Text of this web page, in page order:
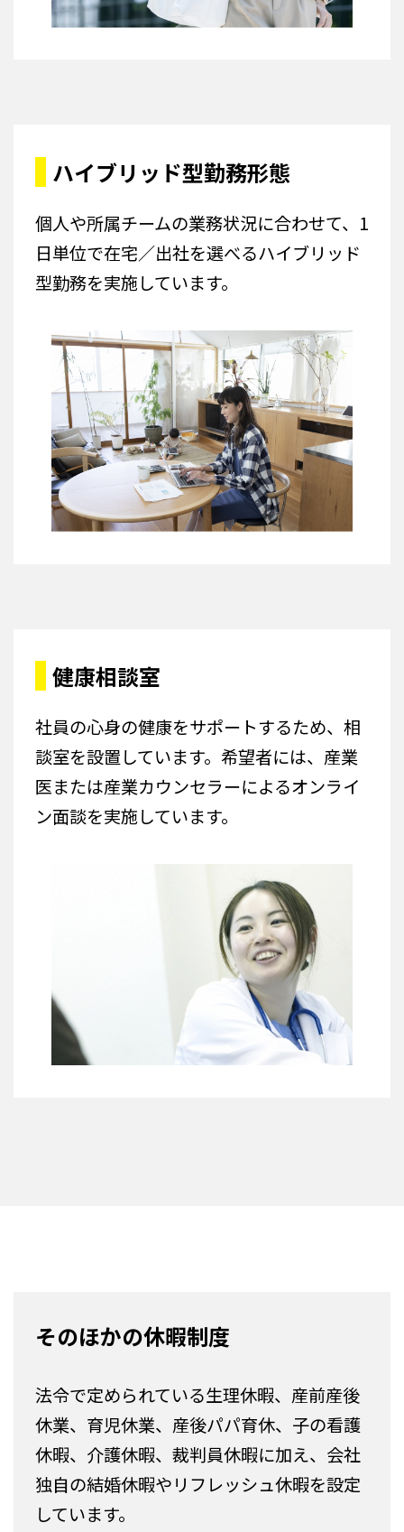
ハイブリッド型勤務形態
個人や所属チームの業務状況に合わせて、1
日単位で在宅／出社を選べるハイブリッド
型勤務を実施しています。
健康相談室
社員の心身の健康をサポートするため、相
談室を設置しています。希望者には、産業
医または産業カウンセラーによるオンライ
ン面談を実施しています。
そのほかの休暇制度
法令で定められている生理休暇、産前産後
休業、育児休業、産後パパ育休、子の看護
休暇、介護休暇、裁判員休暇に加え、会社
独自の結婚休暇やリフレッシュ休暇を設定
しています。